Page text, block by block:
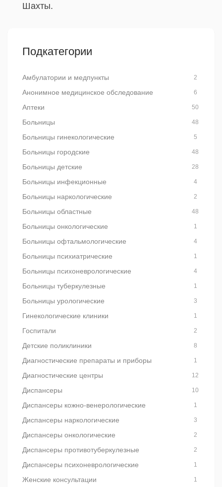
Шахты.
Подкатегории
Амбулатории и медпункты 2
Анонимное медицинское обследование 6
Аптеки 50
Больницы 48
Больницы гинекологические 5
Больницы городские 48
Больницы детские 28
Больницы инфекционные 4
Больницы наркологические 2
Больницы областные 48
Больницы онкологические 1
Больницы офтальмологические 4
Больницы психиатрические 1
Больницы психоневрологические 4
Больницы туберкулезные 1
Больницы урологические 3
Гинекологические клиники 1
Госпитали 2
Детские поликлиники 8
Диагностические препараты и приборы 1
Диагностические центры 12
Диспансеры 10
Диспансеры кожно-венерологические 1
Диспансеры наркологические 3
Диспансеры онкологические 2
Диспансеры противотуберкулезные 2
Диспансеры психоневрологические 1
Женские консультации 1